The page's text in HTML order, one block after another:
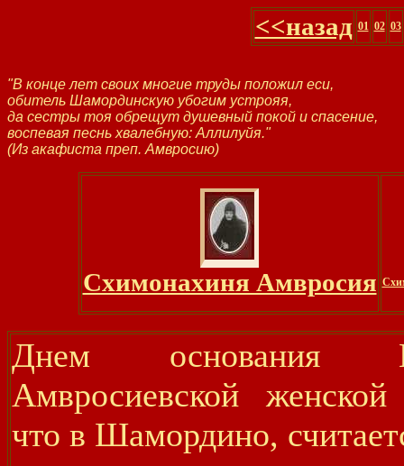
<<назад 01 02 03
"В конце лет своих многие труды положил еси,
обитель Шамординскую убогим устрояя,
да сестры тоя обрещут душевный покой и спасение,
воспевая песнь хвалебную: Аллилуйя."
(Из акафиста преп. Амвросию)
Схимонахиня Амвросия
Днем основания
Амвросиевской
что в Шамордино,